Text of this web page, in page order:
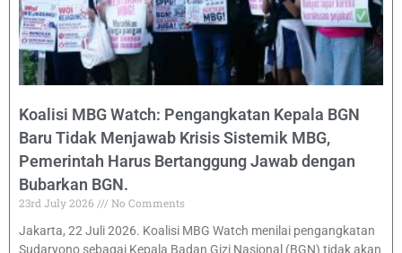
Koalisi MBG Watch: Pengangkatan Kepala BGN
Baru Tidak Menjawab Krisis Sistemik MBG,
Pemerintah Harus Bertanggung Jawab dengan
Bubarkan BGN.
23rd July 2026
No Comments
Jakarta, 22 Juli 2026. Koalisi MBG Watch menilai pengangkatan
Sudaryono sebagai Kepala Badan Gizi Nasional (BGN) tidak akan